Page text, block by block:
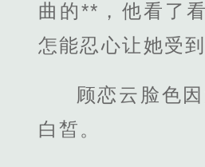
曲的**，他看了
怎能忍心让她受
顾恋云脸色
白皙。